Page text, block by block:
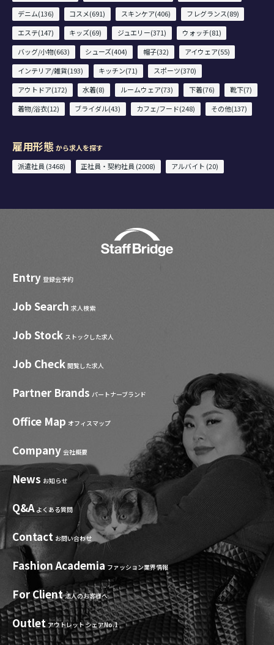
デニム(136)
コスメ(691) スキンケア(406)
フレグランス(89)
エステ(147)
キッズ(69) ジュエリー(371)
ウォッチ(81)
バッグ/小物(663)
シューズ(404) 帽子(32)
アイウェア(55)
インテリア/雑貨(193)
キッチン(71)
スポーツ(370)
アウトドア(172)
水着(8) ルームウェア(73) 下着(76)
靴下(7)
着物/浴衣(12)
ブライダル(43) カフェ/フード(248) その他(137)
雇用形態 から求人を探す
派遣社員 (3468)
正社員・契約社員 (2008) アルバイト (20)
Entry 登録会予約
Job Search 求人検索
Job Stock ストックした求人
Job Check 閲覧した求人
Partner Brands パートナーブランド
Office Map オフィスマップ
Company 会社概要
News お知らせ
Q&A よくある質問
Contact お問い合わせ
Fashion Academia ファッション業界情報
For Client 法人のお客様へ
Outlet アウトレット シェアNo.1